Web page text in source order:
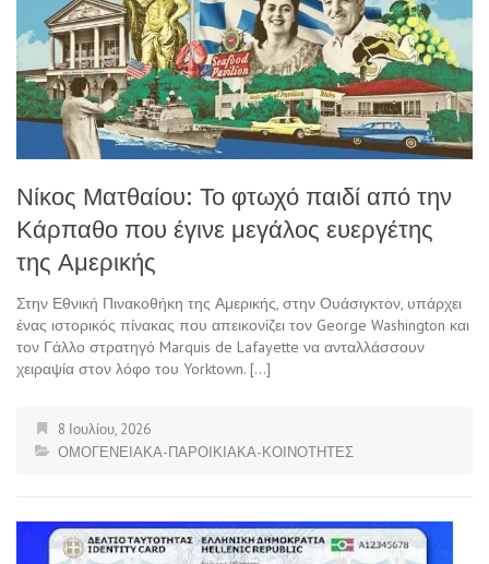
Νίκος Ματθαίου: Το φτωχό παιδί από την
Κάρπαθο που έγινε μεγάλος ευεργέτης
της Αμερικής
Στην Εθνική Πινακοθήκη της Αμερικής, στην Ουάσιγκτον, υπάρχει
ένας ιστορικός πίνακας που απεικονίζει τον George Washington και
τον Γάλλο στρατηγό Marquis de Lafayette να ανταλλάσσουν
χειραψία στον λόφο του Yorktown. […]
8 Ιουλίου, 2026
ΟΜΟΓΕΝΕΙΑΚΑ-ΠΑΡΟΙΚΙΑΚΑ-ΚΟΙΝΟΤΗΤΕΣ